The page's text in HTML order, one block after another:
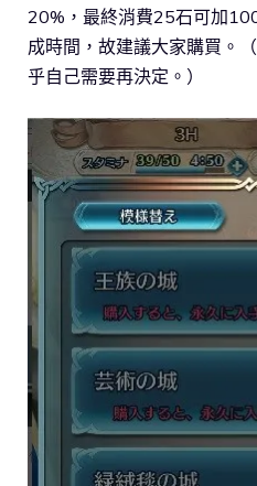
20%，最終消費25石可加
成時間，故建議大家購買。
乎自己需要再決定。）